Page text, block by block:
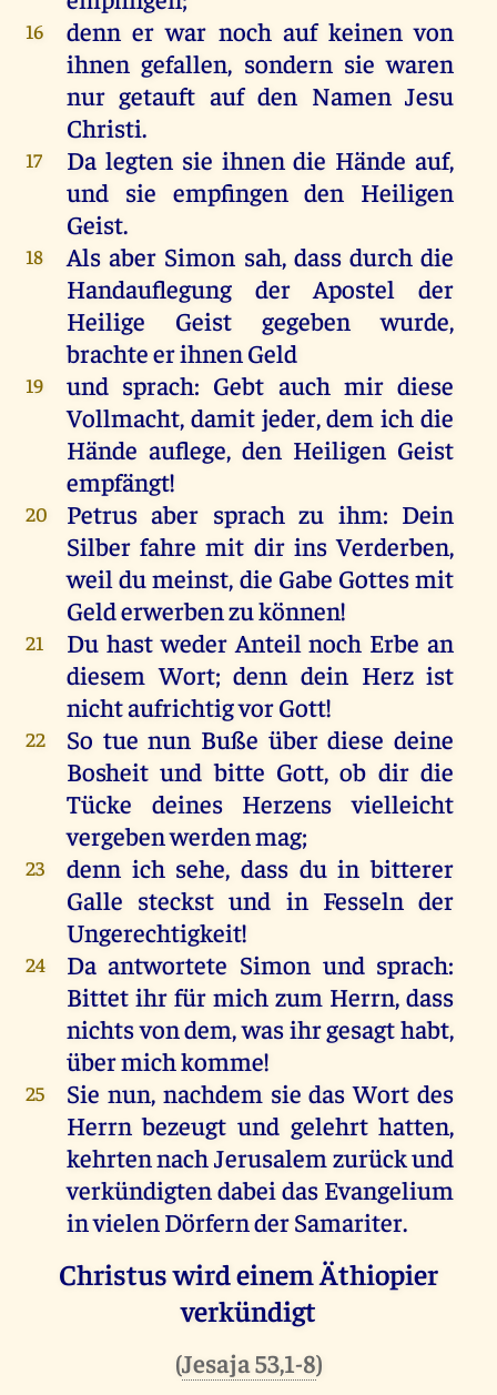
16 denn er war noch auf keinen von
ihnen gefallen, sondern sie waren
nur getauft auf den Namen Jesu
Christi.
17 Da legten sie ihnen die Hände auf,
und sie empfingen den Heiligen
Geist.
18 Als aber Simon sah, dass durch die
Handauflegung
der Apostel
der
Heilige
Geist gegeben wurde,
brachteerihnenGeld
19 und sprach: Gebt auch mir diese
Vollmacht, damit jeder,dem ich die
Hände auflege, den Heiligen Geist
empfängt!
20 Petrus aber sprach zu ihm: Dein
Silber fahre mit dir ins Verderben,
weil dumeinst, die Gabe Gottesmit
Gelderwerbenzukönnen!
21 Du hast wederAnteilnoch Erbe an
diesem Wort;denn dein Herz ist
nichtaufrichtigvorGott!
22 So tue nun Buße über diese deine
Bosheit und bitte Gott,ob dir die
Tücke
deines Herzens
vielleicht
vergebenwerdenmag;
23 denn ich sehe, dass du in bitterer
Galle steckstund in Fesseln der
Ungerechtigkeit!
24 Da antwortete Simon und sprach:
Bittet ihr für mich zum Herrn, dass
nichtsvondem,wasihrgesagthabt,
übermichkomme!
25 Sie nun, nachdem sie das Wort des
Herrn bezeugt und gelehrt hatten,
kehrtennachJerusalem zurückund
verkündigtendabei das Evangelium
invielenDörfernderSamariter.
Christus wird einem Äthiopier
verkündigt
(Jesaja 53,1-8)